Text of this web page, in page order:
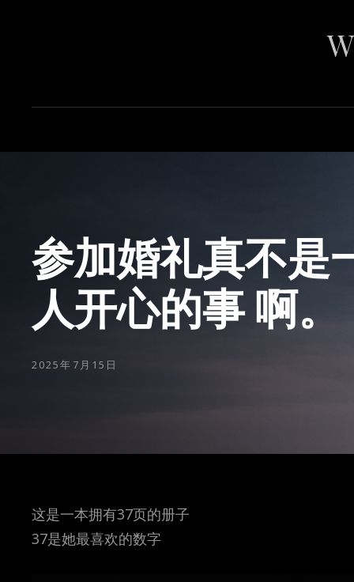
参加婚礼真不是
人开心的事 啊。
POSTED
2025年7月15日
这是一本拥有37页的册子
37是她最喜欢的数字